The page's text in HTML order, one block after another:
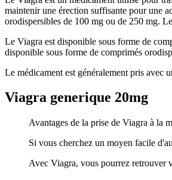
maintenir une érection suffisante pour une
orodispersibles de 100 mg ou de 250 mg.
Le Viagra est disponible sous forme de
disponible sous forme de comprimés
Le médicament est généralement pris avec
Viagra generique 20mg
Avantages de la prise de Viagra à la
Si vous cherchez un moyen facile
Avec Viagra, vous pourrez retrouver